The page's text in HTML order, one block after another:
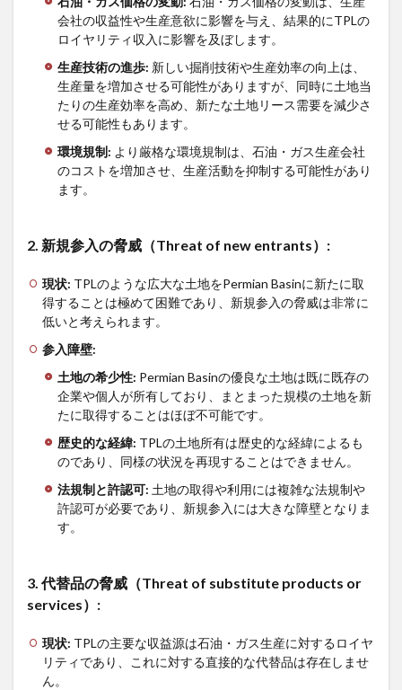
会社の収益性や生産意欲に影響を与え、結果的にTPLの
ロイヤリティ収入に影響を及ぼします。
生産技術の進歩: 新しい掘削技術や生産効率の向上は、
生産量を増加させる可能性がありますが、同時に土地当
たりの生産効率を高め、新たな土地リース需要を減少さ
せる可能性もあります。
環境規制: より厳格な環境規制は、石油・ガス生産会社
のコストを増加させ、生産活動を抑制する可能性があり
ます。
2. 新規参入の脅威（Threat of new entrants） :
現状: TPLのような広大な土地をPermian Basinに新たに取
得することは極めて困難であり、新規参入の脅威は非常に
低いと考えられます。
参入障壁:
土地の希少性: Permian Basinの優良な土地は既に既存の
企業や個人が所有しており、まとまった規模の土地を新
たに取得することはほぼ不可能です。
歴史的な経緯: TPLの土地所有は歴史的な経緯によるも
のであり、同様の状況を再現することはできません。
法規制と許認可: 土地の取得や利用には複雑な法規制や
許認可が必要であり、新規参入には大きな障壁となりま
す。
3. 代替品の脅威（Threat of substitute products or
services） :
現状: TPLの主要な収益源は石油・ガス生産に対するロイヤ
リティであり、これに対する直接的な代替品は存在しませ
ん。